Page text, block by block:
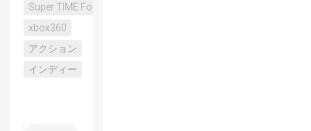
Super TIME Force
xbox360
アクション
インディー